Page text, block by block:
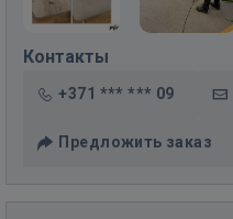
Контакты
+371 *** *** 09
Предложить заказ